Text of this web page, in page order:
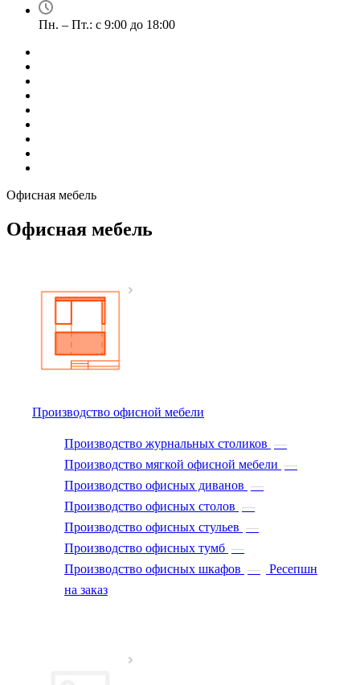
Пн. – Пт.: с 9:00 до 18:00
Офисная мебель
Офисная мебель
Производство офисной мебели
Производство журнальных столиков —
Производство мягкой офисной мебели —
Производство офисных диванов —
Производство офисных столов —
Производство офисных стульев —
Производство офисных тумб —
Производство офисных шкафов —
Ресепшн
на заказ